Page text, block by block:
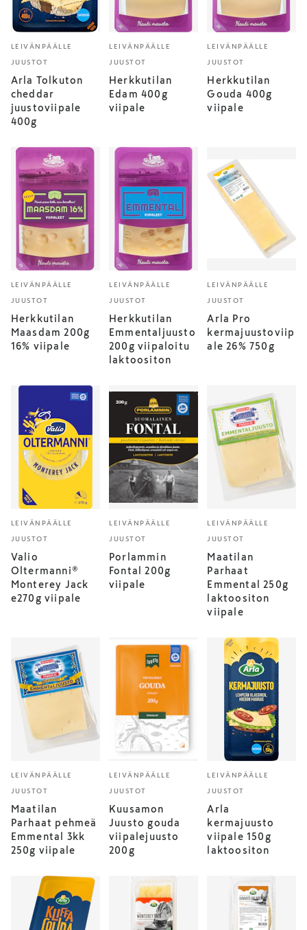
LEIVÄNPÄÄLLE
JUUSTOT
Arla Tolkuton
cheddar
juustoviipale
400g
LEIVÄNPÄÄLLE
JUUSTOT
Herkkutilan
Edam 400g
viipale
LEIVÄNPÄÄLLE
JUUSTOT
Herkkutilan
Gouda 400g
viipale
LEIVÄNPÄÄLLE
JUUSTOT
Herkkutilan
Maasdam 200g
16% viipale
LEIVÄNPÄÄLLE
JUUSTOT
Herkkutilan
Emmentaljuusto
200g viipaloitu
laktoositon
LEIVÄNPÄÄLLE
JUUSTOT
Arla Pro
kermajuustoviip
ale 26% 750g
LEIVÄNPÄÄLLE
JUUSTOT
Valio
Oltermanni®
Monterey Jack
e270g viipale
LEIVÄNPÄÄLLE
JUUSTOT
Porlammin
Fontal 200g
viipale
LEIVÄNPÄÄLLE
JUUSTOT
Maatilan
Parhaat
Emmental 250g
laktoositon
viipale
LEIVÄNPÄÄLLE
JUUSTOT
Maatilan
Parhaat pehmeä
Emmental 3kk
250g viipale
LEIVÄNPÄÄLLE
JUUSTOT
Kuusamon
Juusto gouda
viipalejuusto
200g
LEIVÄNPÄÄLLE
JUUSTOT
Arla
kermajuusto
viipale 150g
laktoositon